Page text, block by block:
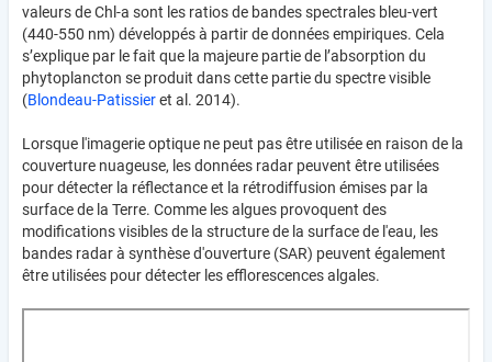
valeurs de Chl-a sont les ratios de bandes spectrales bleu-vert
(440-550 nm) développés à partir de données empiriques. Cela
s’explique par le fait que la majeure partie de l’absorption du
phytoplancton se produit dans cette partie du spectre visible
(Blondeau-Patissieret al. 2014).
Lorsque l'imagerie optique ne peut pas être utilisée en raison de la
couverture nuageuse, les données radar peuvent être utilisées
pour détecter la réflectance et la rétrodiffusion émises par la
surface de la Terre. Comme les algues provoquent des
modifications visibles de la structure de la surface de l'eau, les
bandes radar à synthèse d'ouverture (SAR) peuvent également
être utilisées pour détecter les efflorescences algales.